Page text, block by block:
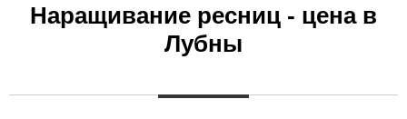
Наращивание ресниц - цена в
Лубны